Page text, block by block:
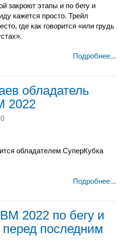
закроют этапы и по бегу и
кажется просто. Трейл
где как говорится «или грудь
Подробнее...
обладатель
2022
0
обладателем СуперКубка
Подробнее...
2022 по бегу и
перед последним